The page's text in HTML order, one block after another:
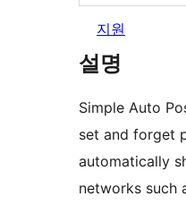
지원
설명
Simple Auto
set and forget
automatically
networks such